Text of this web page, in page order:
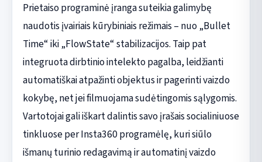
Prietaiso programinė įranga suteikia galimybę
naudotis įvairiais kūrybiniais režimais – nuo „Bullet
Time“ iki „FlowState“ stabilizacijos. Taip pat
integruota dirbtinio intelekto pagalba, leidžianti
automatiškai atpažinti objektus ir pagerinti vaizdo
kokybę, net jei filmuojama sudėtingomis sąlygomis.
Vartotojai gali iškart dalintis savo įrašais socialiniuose
tinkluose per Insta360 programėlę, kuri siūlo
išmanų turinio redagavimą ir automatinį vaizdo